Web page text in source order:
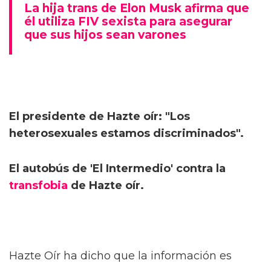
La hija trans de Elon Musk afirma que
él utiliza FIV sexista para asegurar
que sus hijos sean varones
El presidente de Hazte oír: "Los
heterosexuales estamos discriminados".
El autobús de 'El Intermedio' contra la
transfobia de Hazte oír.
Hazte Oír ha dicho que la información es